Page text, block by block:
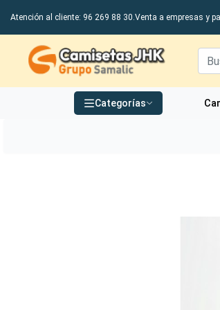
Atención al cliente: 96 269 88 30.Venta a empresas y
Grupo
Categorías